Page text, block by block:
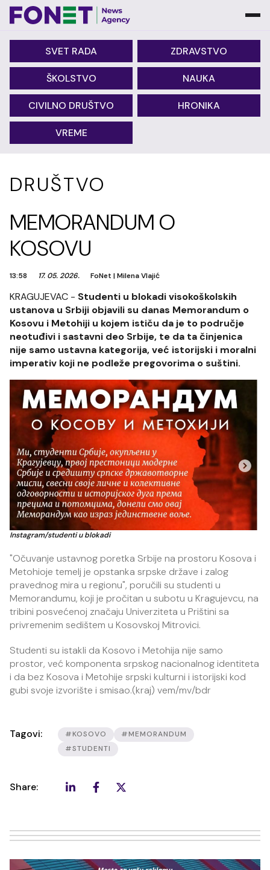
SVET RADA ZDRAVSTVO
ŠKOLSTVO NAUKA
CIVILNO DRUŠTVO HRONIKA
VREME
DRUŠTVO
MEMORANDUM O
KOSOVU
13:58 17. 05. 2026. FoNet |Milena Vlajić
KRAGUJEVAC - Studenti u blokadi visokoškolskih
ustanova u Srbiji objavili su danas Memorandum o
Kosovu i Metohiji u kojem ističu da je to područje
neotuđivi i sastavni deo Srbije, te da ta činjenica
nije samo ustavna kategorija, već istorijski i moralni
imperativ koji ne podleže pregovorima o suštini.
Instagram/studenti u blokadi
"Očuvanje ustavnog poretka Srbije na prostoru Kosova i
Metohioje temelj je opstanka srpske države i zalog
pravednog mira u regionu", poručili su studenti u
Memorandumu, koji je pročitan u subotu u Kragujevcu, na
tribini posvećenoj značaju Univerziteta u Prištini sa
privremenim sedištem u Kosovskoj Mitrovici.
Studenti su istakli da Kosovo i Metohija nije samo
prostor, već komponenta srpskog nacionalnog identiteta
i da bez Kosova i Metohije srpski kulturni i istorijski kod
gubi svoje izvorište i smisao.(kraj) vem/mv/bdr
Tagovi: #KOSOVO
#MEMORANDUM
#STUDENTI
Share: